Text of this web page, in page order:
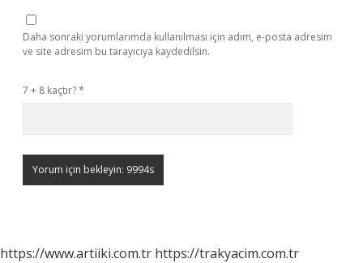
Daha sonraki yorumlarımda kullanılması için adım, e-posta adresim
ve site adresim bu tarayıcıya kaydedilsin.
7 + 8 kaçtır?*
https://www.artiiki.com.tr https://trakyacim.com.tr